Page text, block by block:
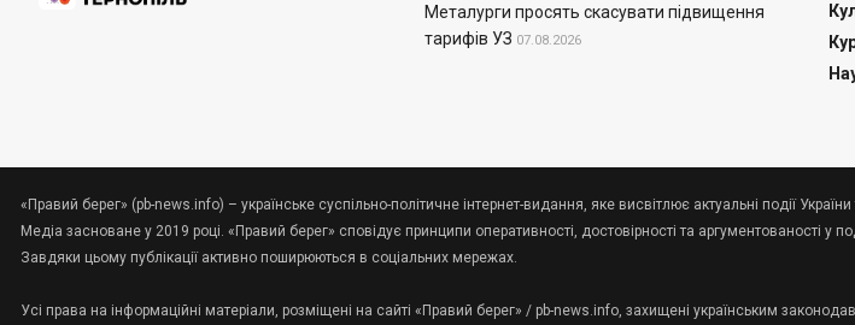
Металурги просять скасувати підвищення
тарифів УЗ 07.08.2026
«Правий берег» (pb-news.info) – українське суспільно-політичне інтернет-видання, яке висвітлює актуальні події України
Медіа засноване у 2019 році. «Правий берег» сповідує принципи оперативності, достовірності та аргументованості у
Завдяки цьому публікації активно поширюються в соціальних мережах.
Усі права на інформаційні матеріали, розміщені на сайті «Правий берег» / pb-news.info, захищені українським